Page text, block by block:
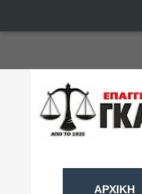
ΑΡΧΙΚΉ